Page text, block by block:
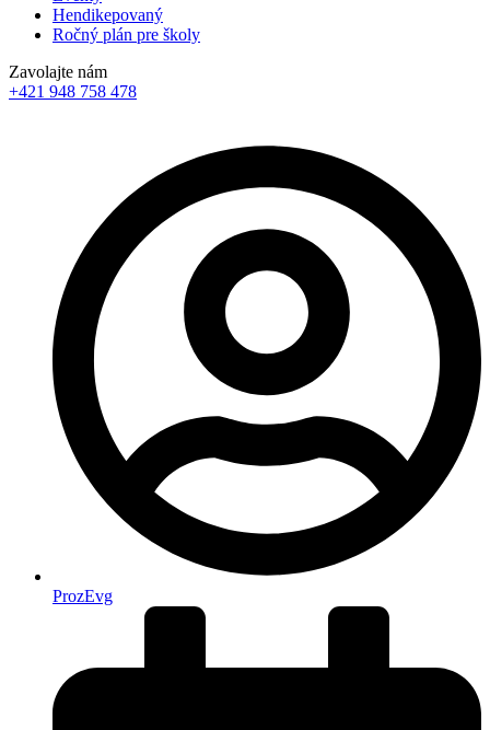
Hendikepovaný
Ročný plán pre školy
Zavolajte nám
+421 948 758 478
ProzEvg